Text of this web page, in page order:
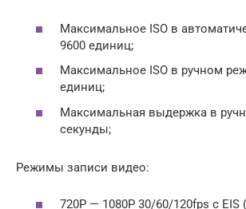
Максимальное ISO в
9600 единиц;
Максимальное ISO в ручном
единиц;
Максимальная выдержка в
секунды;
Режимы записи видео:
720P — 1080P 30/60/120fps c EIS